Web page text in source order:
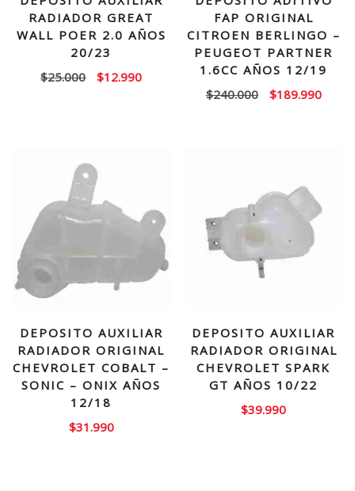
RADIADOR GREAT
WALL POER 2.0 AÑOS
20/23
$25.000
El
$12.990El
FAP ORIGINAL
CITROEN BERLINGO –
PEUGEOT PARTNER
1.6CC AÑOS 12/19
$240.000
El
$189.990El
DEPOSITO AUXILIAR
RADIADOR ORIGINAL
CHEVROLET COBALT –
SONIC – ONIX AÑOS
12/18
$31.990
DEPOSITO AUXILIAR
RADIADOR ORIGINAL
CHEVROLET SPARK
GT AÑOS 10/22
$39.990